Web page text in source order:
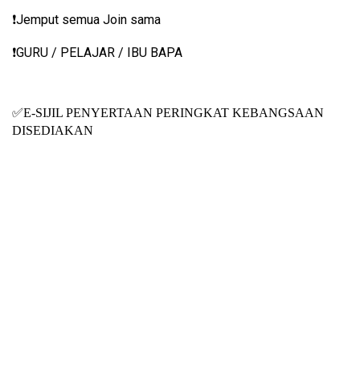
❗️Jemput semua Join sama
❗️GURU / PELAJAR / IBU BAPA
✅E-SIJIL PENYERTAAN PERINGKAT KEBANGSAAN
DISEDIAKAN